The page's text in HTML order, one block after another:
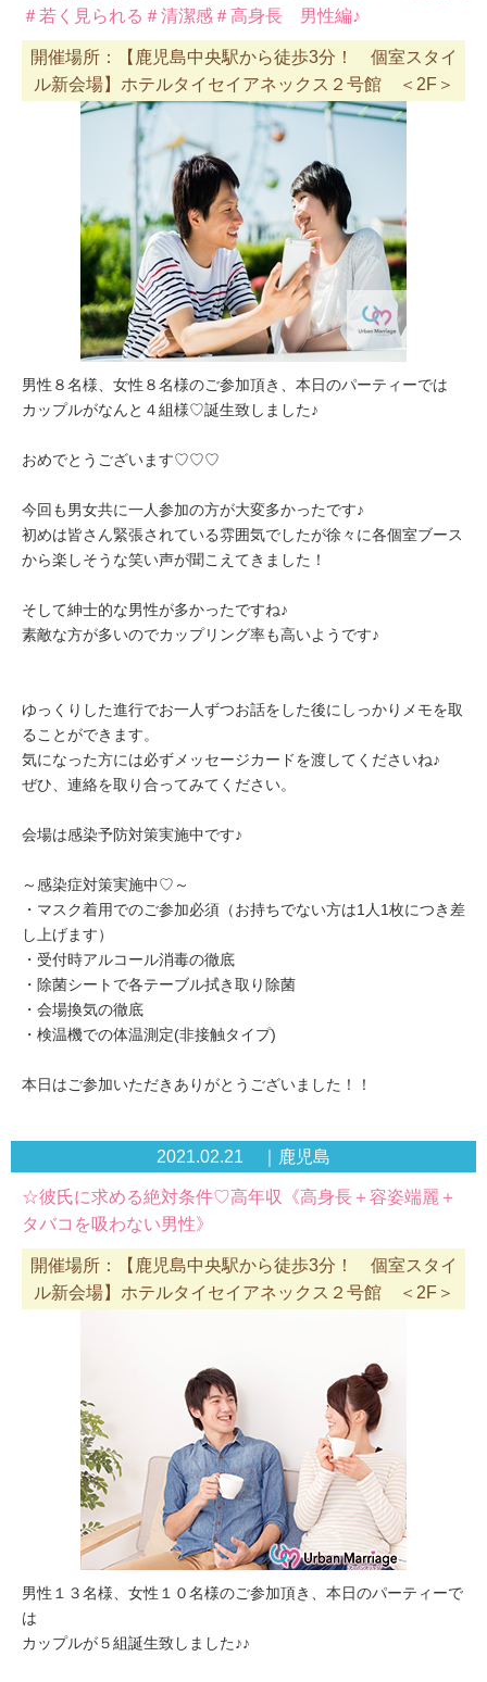
＃若く見られる＃清潔感＃高身長 男性編♪
開催場所：【鹿児島中央駅から徒歩3分！ 個室スタイ
ル新会場】ホテルタイセイアネックス２号館 ＜2F＞
男性８名様、女性８名様のご参加頂き、本日のパーティーでは
カップルがなんと４組様♡誕生致しました♪
おめでとうございます♡♡♡
今回も男女共に一人参加の方が大変多かったです♪
初めは皆さん緊張されている雰囲気でしたが徐々に各個室ブース
から楽しそうな笑い声が聞こえてきました！
そして紳士的な男性が多かったですね♪
素敵な方が多いのでカップリング率も高いようです♪
ゆっくりした進行でお一人ずつお話をした後にしっかりメモを取
ることができます。
気になった方には必ずメッセージカードを渡してくださいね♪
ぜひ、連絡を取り合ってみてください。
会場は感染予防対策実施中です♪
～感染症対策実施中♡～
・マスク着用でのご参加必須（お持ちでない方は1人1枚につき差
し上げます）
・受付時アルコール消毒の徹底
・除菌シートで各テーブル拭き取り除菌
・会場換気の徹底
・検温機での体温測定(非接触タイプ)
本日はご参加いただきありがとうございました！！
2021.02.21 ｜鹿児島
☆彼氏に求める絶対条件♡高年収《高身長＋容姿端麗＋
タバコを吸わない男性》
開催場所：【鹿児島中央駅から徒歩3分！ 個室スタイ
ル新会場】ホテルタイセイアネックス２号館 ＜2F＞
男性１３名様、女性１０名様のご参加頂き、本日のパーティーで
は
カップルが５組誕生致しました♪♪